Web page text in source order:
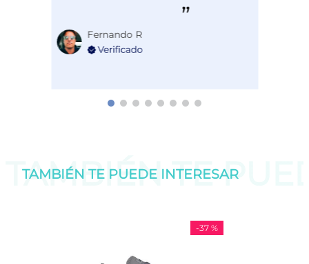
Fernando R
TAMBIÉN TE
TAMBIÉN TE PUEDE INTERESAR
-37 %